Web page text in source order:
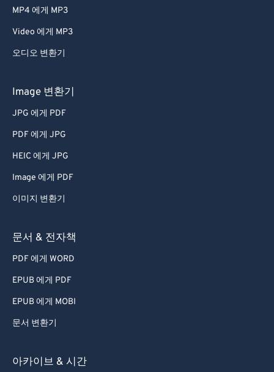
MP4 에게 MP3
Video 에게 MP3
오디오 변환기
Image 변환기
JPG 에게 PDF
PDF 에게 JPG
HEIC 에게 JPG
Image 에게 PDF
이미지 변환기
문서 & 전자책
PDF 에게 WORD
EPUB 에게 PDF
EPUB 에게 MOBI
문서 변환기
아카이브 & 시간